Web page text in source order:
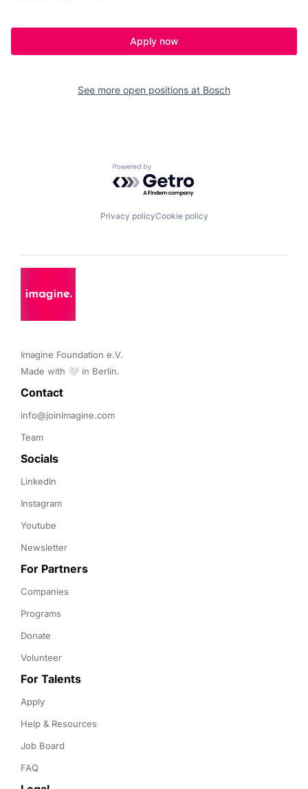
Apply now
See more open positions at Bosch
Powered by Getro.com
Privacy policyCookie policy
Imagine Foundation e.V.
Made with 🤍 in Berlin.
Contact
info@joinimagine.com
Team
Socials
LinkedIn
Instagram
Youtube
Newsletter
For Partners
Companies
Programs
Donate
Volunteer
For Talents
Apply
Help & Resources
Job Board
FAQ